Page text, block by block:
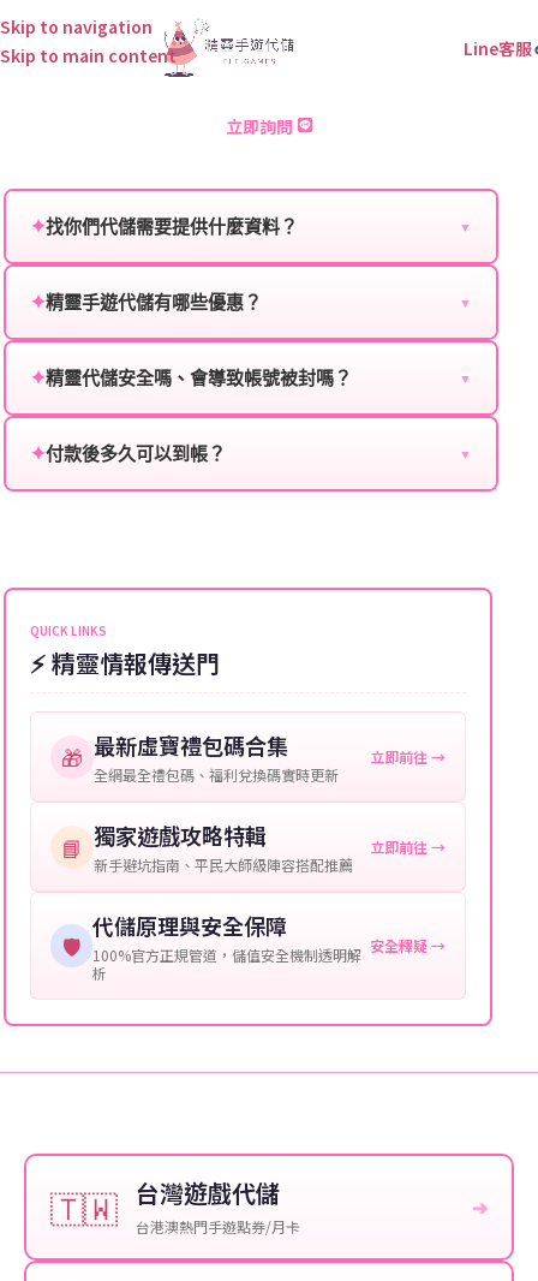
Skip to navigation
Skip to main content
Line客服
黎明死缐M 儲值
立即詢問
✦找你們代儲需要提供什麼資料？ ▼
服：
角色名稱：您遊戲中的角色名稱。
等級：角色的當前等級。
提供這些信息能幫助我們更快地處理您的代儲需求，確
保您盡享遊戲樂趣！
✦精靈手遊代儲有哪些優惠？ ▼
贈送、大額儲值優惠及節日限定活動，儲值最低6折
✦精靈代儲安全嗎、會導致帳號被封嗎？ ▼
單，不使用外掛程式、非法點數或異常儲值管道。您獲
✦付款後多久可以到帳？ ▼
可直接聯絡客服查詢訂單進度。
QUICK LINKS
⚡ 精靈情報傳送門
🎁 最新虛寶禮包碼合集
全網最全禮包碼、福利兌換碼實時更新
立即前往 →
📘 獨家遊戲攻略特輯
新手避坑指南、平民大師級陣容搭配推薦
立即前往 →
🛡️
代儲原理與安全保障
100%官方正規管道，儲值安全機制透明解
析
安全釋疑 →
🇹🇼 台灣遊戲代儲
台港澳熱門手遊點券/月卡
➔